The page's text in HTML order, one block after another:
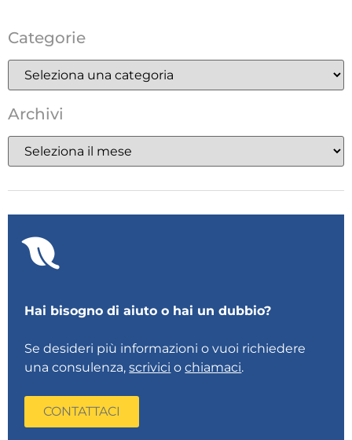
Categorie
Archivi
Hai bisogno di aiuto o hai un dubbio?
Se desideri più informazioni o vuoi richiedere
una consulenza,scrivici ochiamaci.
CONTATTACI